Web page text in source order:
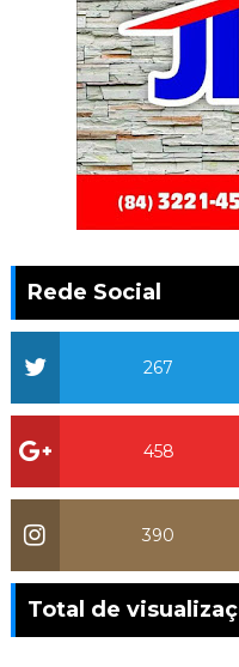
Rede Social
267
458
390
Total de